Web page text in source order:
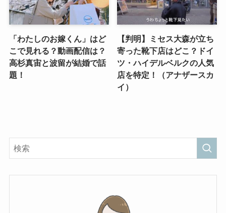
「わたしのお嫁くん」はど
こで見れる？動画配信は？
高杉真宙と波留が結婚で話
題！
【判明】ミセス大森が立ち
寄った靴下店はどこ？ドイ
ツ・ハイデルベルクの人気
店を特定！（アナザースカ
イ）